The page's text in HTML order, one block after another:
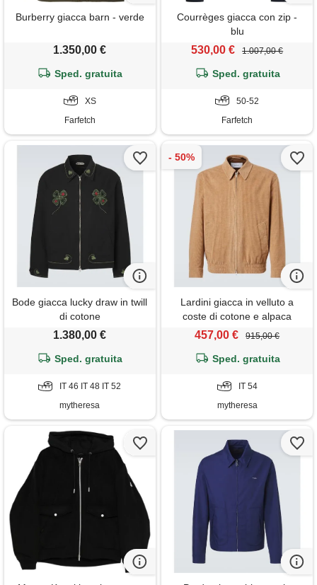
Burberry giacca barn - verde
1.350,00 €
Sped. gratuita
XS
Farfetch
Courrèges giacca con zip -
blu
530,00 € 1.007,00 €
Sped. gratuita
50-52
Farfetch
Bode giacca lucky draw in twill
di cotone
1.380,00 €
Sped. gratuita
IT 46 IT 48 IT 52
mytheresa
Lardini giacca in velluto a
coste di cotone e alpaca
457,00 € 915,00 €
Sped. gratuita
IT 54
mytheresa